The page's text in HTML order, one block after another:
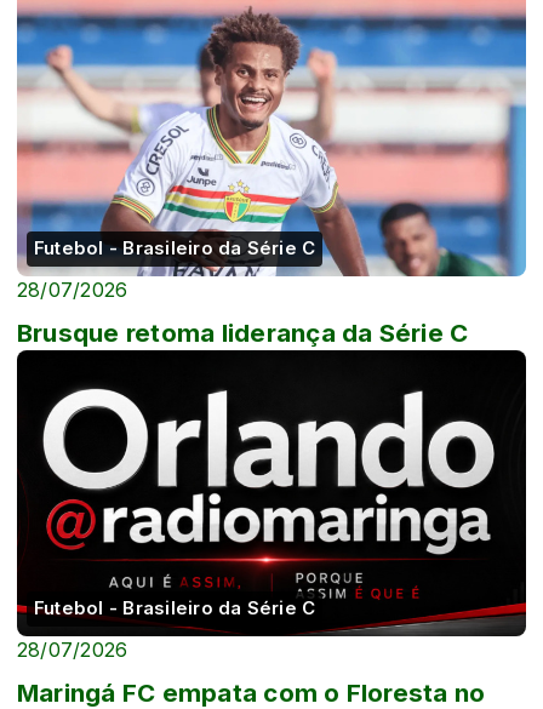
Futebol - Brasileiro da Série C
28/07/2026
Brusque retoma liderança da Série C
Futebol - Brasileiro da Série C
28/07/2026
Maringá FC empata com o Floresta no